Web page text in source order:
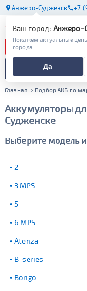
Анжеро-Судженск +7
АКБ МАСЛА
ПОДБОР
СПЕЦИАЛИСТОМ
Главная Подбор АКБ по
Аккумуляторы
Судженске
Выберите модель
2
3 MPS
5
6 MPS
Atenza
B-series
Bongo
Ваш город: Анжеро-
Покажем актуальные
города.
Да